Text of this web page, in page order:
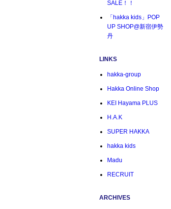
SALE！！
「hakka kids」POP
UP SHOP@新宿伊勢
丹
LINKS
hakka-group
Hakka Online Shop
KEI Hayama PLUS
H.A.K
SUPER HAKKA
hakka kids
Madu
RECRUIT
ARCHIVES